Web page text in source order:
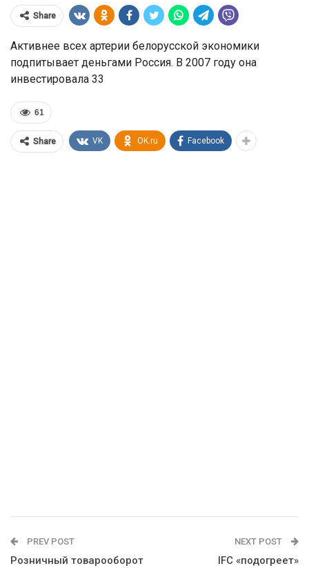
Share
Активнее всех артерии белорусской экономики
подпитывает деньгами Россия. В 2007 году она
инвестировала 33
61
Share VK OK.ru Facebook
PREV POST
Розничный товарооборот
NEXT POST
IFC «подогреет»